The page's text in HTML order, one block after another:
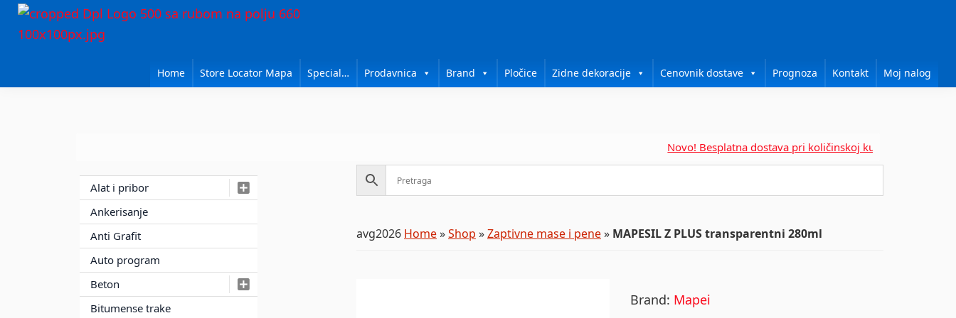
Skip
Skip
Skip
Mapei
Home Store Locator Mapa Special… Prodavnica Brand Pločice Zidne dekoracije Cenovnik dostave Prognoza Kontakt Moj nalog
Novo! Besplatna dostava pri količinskoj kupovini za....
avg2026 Home»Shop »Zaptivne mase i pene» MAPESIL Z PLUS transparentni 280ml
Brand: Mapei
Primary
Sidebar
Alat i pribor
Ankerisanje
Anti Grafit
Auto program
Beton
Bitumense trake